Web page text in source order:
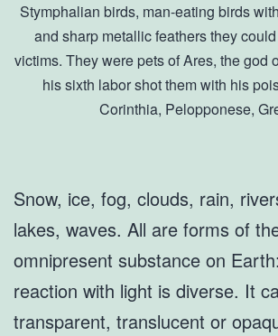
Stymphalian birds, man-eating birds
and sharp metallic feathers they
victims. They were pets of Ares, the god
his sixth labor shot them with his
Corinthia, Pelopponese,
Snow, ice, fog, clouds, rain,
lakes, waves. All are forms of
omnipresent substance on
reaction with light is diverse. It
transparent, translucent or